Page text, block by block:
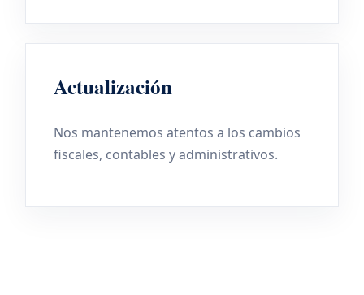
Actualización
Nos mantenemos atentos a los cambios
fiscales, contables y administrativos.